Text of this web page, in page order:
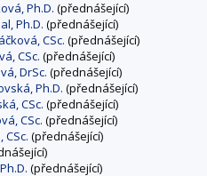
Ph.D. (přednášející)
Ph.D. (přednášející)
CSc. (přednášející)
CSc. (přednášející)
DrSc. (přednášející)
Ph.D. (přednášející)
CSc. (přednášející)
CSc. (přednášející)
CSc. (přednášející)
(přednášející)